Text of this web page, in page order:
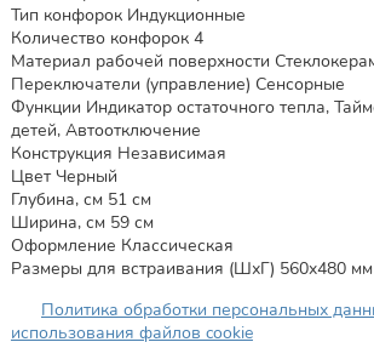
Тип конфорок Индукционные
Количество конфорок 4
Материал рабочей поверхности
Переключатели (управление) Сенсорные
Функции Индикатор остаточного тепла,
детей, Автоотключение
Конструкция Независимая
Цвет Черный
Глубина, см 51 см
Ширина, см 59 см
Оформление Классическая
Размеры для встраивания (ШхГ) 560x480 мм
Политика обработки персональных
использования файлов cookie